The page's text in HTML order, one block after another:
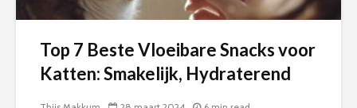
Top 7 Beste Vloeibare Snacks voor
Katten: Smakelijk, Hydraterend